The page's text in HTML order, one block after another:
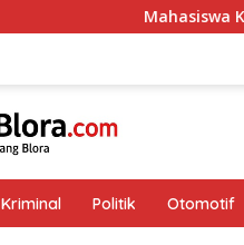
KKN IPB University
Kriminal Politik Otomotif